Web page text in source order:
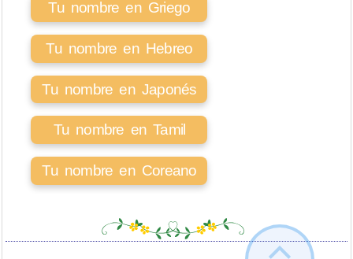
Tu nombre en Griego
Tu nombre en Hebreo
Tu nombre en Japonés
Tu nombre en Tamil
Tu nombre en Coreano